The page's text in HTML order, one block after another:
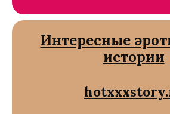
Интересные
истории